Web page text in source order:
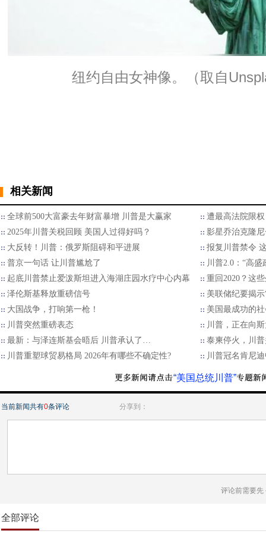
纽约自由女神像。（取自
相关新闻
全球前500大富豪去年财富暴增 川普是大赢家
遭最高法院限
2025年川普关税回顾 美国人过得好吗？
影星乔治克隆
大反转！川普：俄罗斯阻碍和平进展
报复川普禁令
普京一句话 让川普尴尬了
川普2.0：“高盛
起底川普禁止爱泼斯坦进入海湖庄园水疗中心内幕
重回2020？这
泽伦斯基释放重磅信号
美联储纪要揭
大国战争，打响第一枪！
美国最成功的
川普突然重磅表态
川普，正在向
最新：与泽连斯基会晤后 川普承认了…
泰柬停火，川
川普重塑球贸易格局 2026年有哪些不确定性?
川普冠名肯尼
“美国总统川普”
当前新闻共有0条评论 分享到：
评论前需要先
全部评论